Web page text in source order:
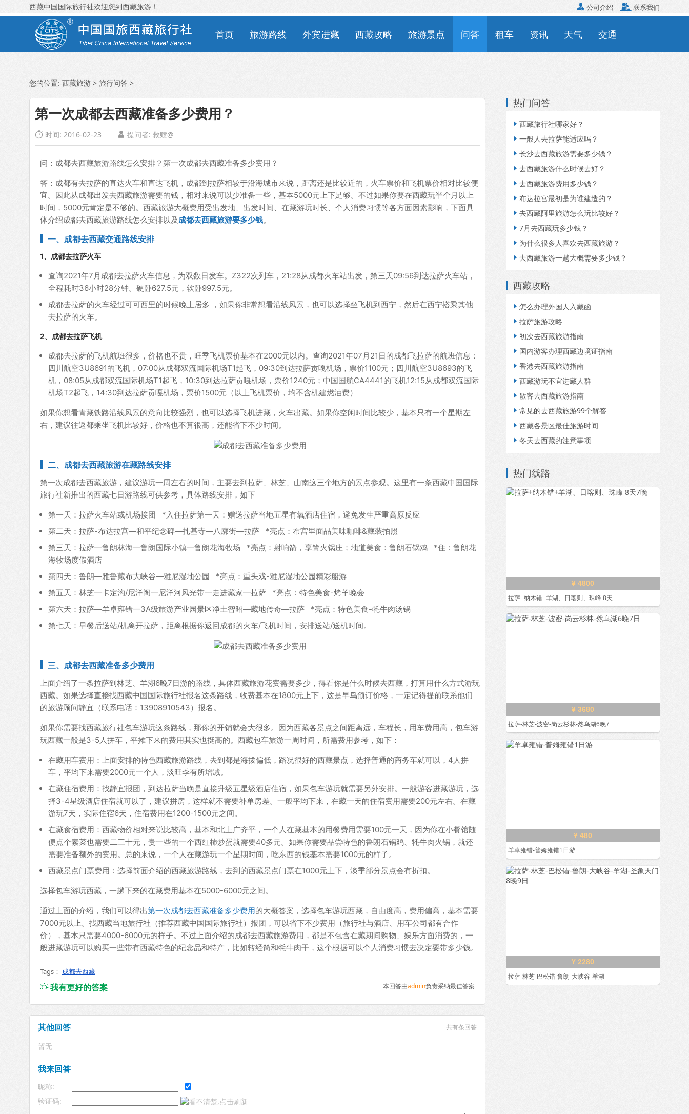
西藏中国国际旅行社欢迎您到西藏旅游！ 公司介绍  联系我们
首页 旅游路线 外宾进藏 西藏攻略 旅游景点 问答 租车 资讯 天气 交通
您的位置: 西藏旅游 > 旅行问答 >
第一次成都去西藏准备多少费用？
 时间: 2016-02-23  提问者: 救赎@
问：成都去西藏旅游路线怎么安排？第一次成都去西藏准备多少费用？
答：成都有去拉萨的直达火车和直达飞机，成都到拉萨相较于沿海城市来说，距离还是比较近的，火车票价和飞机票价相对比较便
宜。因此从成都出发去西藏旅游需要的钱，相对来说可以少准备一些，基本5000元上下足够。不过如果你要在西藏玩半个月以上
时间，5000元肯定是不够的。西藏旅游大概费用受出发地、出发时间、在藏游玩时长、个人消费习惯等各方面因素影响，下面具
体介绍成都去西藏旅游路线怎么安排以及成都去西藏旅游要多少钱。
一、成都去西藏交通路线安排
1、成都去拉萨火车
查询2021年7月成都去拉萨火车信息，为双数日发车。Z322次列车，21:28从成都火车站出发，第三天09:56到达拉萨火车站，
全程耗时36小时28分钟。硬卧627.5元，软卧997.5元。
成都去拉萨的火车经过可可西里的时候晚上居多 ，如果你非常想看沿线风景，也可以选择坐飞机到西宁，然后在西宁搭乘其他
去拉萨的火车。
2、成都去拉萨飞机
成都去拉萨的飞机航班很多，价格也不贵，旺季飞机票价基本在2000元以内。查询2021年07月21日的成都飞拉萨的航班信息：
四川航空3U8691的飞机，07:00从成都双流国际机场T1起飞，09:30到达拉萨贡嘎机场，票价1100元；四川航空3U8693的飞
机，08:05从成都双流国际机场T1起飞，10:30到达拉萨贡嘎机场，票价1240元；中国国航CA4441的飞机12:15从成都双流国际
机场T2起飞，14:30到达拉萨贡嘎机场，票价1500元（以上飞机票价，均不含机建燃油费）
如果你想看青藏铁路沿线风景的意向比较强烈，也可以选择飞机进藏，火车出藏。如果你空闲时间比较少，基本只有一个星期左
右，建议往返都乘坐飞机比较好，价格也不算很高，还能省下不少时间。
二、成都去西藏旅游在藏路线安排
第一次成都去西藏旅游，建议游玩一周左右的时间，主要去到拉萨、林芝、山南这三个地方的景点参观。这里有一条西藏中国国际
旅行社新推出的西藏七日游路线可供参考，具体路线安排，如下
第一天：拉萨火车站或机场接团 *入住拉萨第一天：赠送拉萨当地五星有氧酒店住宿，避免发生严重高原反应
第二天：拉萨-布达拉宫—和平纪念碑—扎基寺—八廓街—拉萨 *亮点：布宫里面品美味咖啡&藏装拍照
第三天：拉萨—鲁朗林海—鲁朗国际小镇—鲁朗花海牧场 *亮点：射响箭，享篝火锅庄；地道美食：鲁朗石锅鸡 *住：鲁朗花
海牧场度假酒店
第四天：鲁朗—雅鲁藏布大峡谷—雅尼湿地公园 *亮点：重头戏-雅尼湿地公园精彩船游
第五天：林芝—卡定沟/尼洋阁—尼洋河风光带—走进藏家—拉萨 *亮点：特色美食-烤羊晚会
第六天：拉萨—羊卓雍错—3A级旅游产业园景区净土智昭—藏地传奇—拉萨 *亮点：特色美食-牦牛肉汤锅
第七天：早餐后送站/机离开拉萨，距离根据你返回成都的火车/飞机时间，安排送站/送机时间。
三、 成都去西藏准备多少费用
上面介绍了一条拉萨到林芝、羊湖6晚7日游的路线，具体西藏旅游花费需要多少，得看你是什么时候去西藏，打算用什么方式游玩
西藏。如果选择直接找西藏中国国际旅行社报名这条路线，收费基本在1800元上下，这是早鸟预订价格，一定记得提前联系他们
的旅游顾问静宜（联系电话：13908910543）报名。
如果你需要找西藏旅行社包车游玩这条路线，那你的开销就会大很多。因为西藏各景点之间距离远，车程长，用车费用高，包车游
玩西藏一般是3-5人拼车，平摊下来的费用其实也挺高的。西藏包车旅游一周时间，所需费用参考，如下：
在藏用车费用：上面安排的特色西藏旅游路线，去到都是海拔偏低，路况很好的西藏景点，选择普通的商务车就可以，4人拼
车，平均下来需要2000元一个人，淡旺季有所增减。
在藏住宿费用：找静宜报团，到达拉萨当晚是直接升级五星级酒店住宿，如果包车游玩就需要另外安排。一般游客进藏游玩，选
择3-4星级酒店住宿就可以了，建议拼房，这样就不需要补单房差。一般平均下来，在藏一天的住宿费用需要200元左右。在藏
游玩7天，实际住宿6天，住宿费用在1200-1500元之间。
在藏食宿费用：西藏物价相对来说比较高，基本和北上广齐平，一个人在藏基本的用餐费用需要100元一天，因为你在小餐馆随
便点个素菜也需要二三十元，贵一些的一个西红柿炒蛋就需要40多元。如果你需要品尝特色的鲁朗石锅鸡、牦牛肉火锅，就还
需要准备额外的费用。总的来说，一个人在藏游玩一个星期时间，吃东西的钱基本需要1000元的样子。
西藏景点门票费用：选择前面介绍的西藏旅游路线，去到的西藏景点门票在1000元上下，淡季部分景点会有折扣。
选择包车游玩西藏，一趟下来的在藏费用基本在5000-6000元之间。
通过上面的介绍，我们可以得出第一次成都去西藏准备多少费用的大概答案，选择包车游玩西藏，自由度高，费用偏高，基本需要
7000元以上。找西藏当地旅行社（推荐西藏中国国际旅行社）报团，可以省下不少费用（旅行社与酒店、用车公司都有合作
价），基本只需要4000-6000元的样子。不过上面介绍的成都去西藏旅游费用，都是不包含在藏期间购物、娱乐方面消费的，一
般进藏游玩可以购买一些带有西藏特色的纪念品和特产，比如转经筒和牦牛肉干，这个根据可以个人消费习惯去决定要带多少钱。
Tags： 成都去西藏
我有更好的答案 本回答由admin负责采纳最佳答案
其他回答 共有条回答
暂无
我来回答
昵称:
验证码:
热门问答
 西藏旅行社哪家好？
 一般人去拉萨能适应吗？
 长沙去西藏旅游需要多少钱？
 去西藏旅游什么时候去好？
 去西藏旅游费用多少钱？
 布达拉宫最初是为谁建造的？
 去西藏阿里旅游怎么玩比较好？
 7月去西藏玩多少钱？
 为什么很多人喜欢去西藏旅游？
 去西藏旅游一趟大概需要多少钱？
西藏攻略
 怎么办理外国人入藏函
 拉萨旅游攻略
 初次去西藏旅游指南
 国内游客办理西藏边境证指南
 香港去西藏旅游指南
 西藏游玩不宜进藏人群
 散客去西藏旅游指南
 常见的去西藏旅游99个解答
 西藏各景区最佳旅游时间
 冬天去西藏的注意事项
热门线路
¥ 4800
拉萨+纳木错+羊湖、日喀则、珠峰 8天
¥ 3680
拉萨-林芝-波密-岗云杉林-然乌湖6晚7
¥ 480
羊卓雍错-普姆雍错1日游
¥ 2280
拉萨-林芝-巴松错-鲁朗-大峡谷-羊湖-